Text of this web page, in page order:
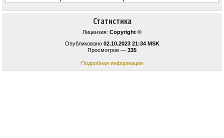
Статистика
Лицензия: Copyright ©
Опубликовано 02.10.2023 21:34 MSK
Просмотров — 335
Подробная информация